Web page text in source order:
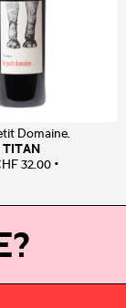
Domaine.
TITAN
32.00